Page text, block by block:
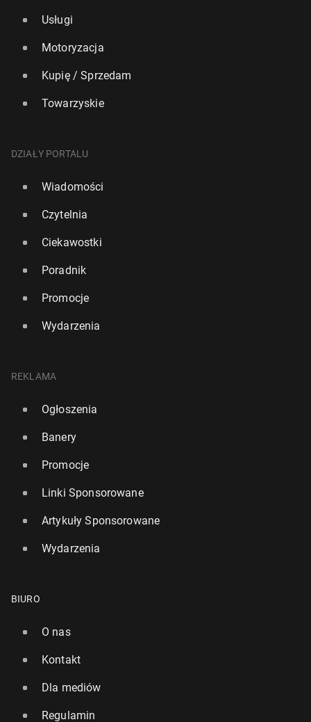
Usługi
Motoryzacja
Kupię / Sprzedam
Towarzyskie
DZIAŁY PORTALU
Wiadomości
Czytelnia
Ciekawostki
Poradnik
Promocje
Wydarzenia
REKLAMA
Ogłoszenia
Banery
Promocje
Linki Sponsorowane
Artykuły Sponsorowane
Wydarzenia
BIURO
O nas
Kontakt
Dla mediów
Regulamin